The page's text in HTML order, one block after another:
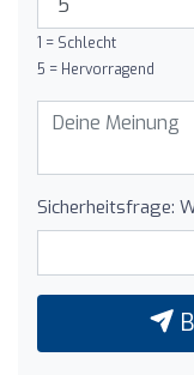
1 = Schlecht
5 = Hervorragend
Sicherheitsfrage: